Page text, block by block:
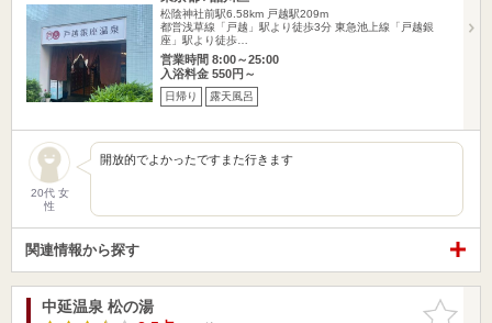
松陰神社前駅6.58km 戸越駅209m
都営浅草線「戸越」駅より徒歩3分 東急池上線「戸越銀
座」駅より徒歩…
営業時間 8:00～25:00
入浴料金 550円～
日帰り 露天風呂
20代 女
性
開放的でよかったですまた行きます
関連情報から探す
お気に入
中延温泉 松の湯